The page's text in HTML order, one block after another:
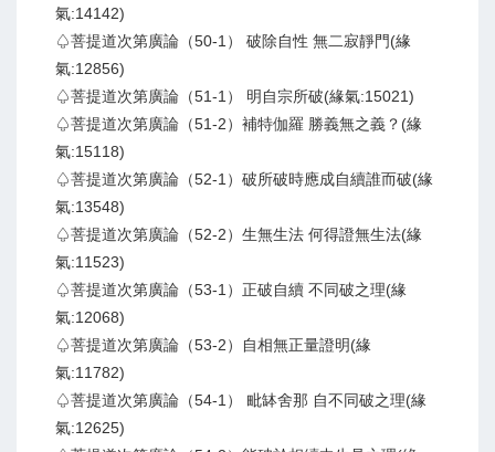
氣:14142)
♤菩提道次第廣論（50-1） 破除自性 無二寂靜門(緣
氣:12856)
♤菩提道次第廣論（51-1） 明自宗所破(緣氣:15021)
♤菩提道次第廣論（51-2）補特伽羅 勝義無之義？(緣
氣:15118)
♤菩提道次第廣論（52-1）破所破時應成自續誰而破(緣
氣:13548)
♤菩提道次第廣論（52-2）生無生法 何得證無生法(緣
氣:11523)
♤菩提道次第廣論（53-1）正破自續 不同破之理(緣
氣:12068)
♤菩提道次第廣論（53-2）自相無正量證明(緣
氣:11782)
♤菩提道次第廣論（54-1） 毗缽舍那 自不同破之理(緣
氣:12625)